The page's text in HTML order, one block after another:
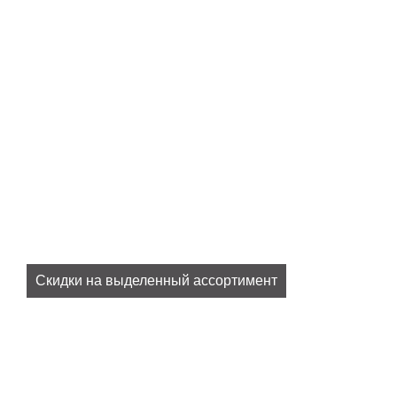
Скидки на выделенный ассортимент